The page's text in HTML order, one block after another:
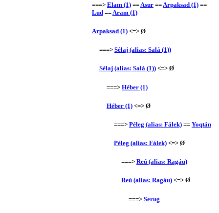
===> Elam (1) == Asur == Arpaksad (1) ==
Lud == Aram (1)
Arpaksad (1) <=> Ø
===> Sélaj (alias: Salá (1))
Sélaj (alias: Salá (1)) <=> Ø
===> Héber (1)
Héber (1) <=> Ø
===> Péleg (alias: Fálek) == Yoqtán
Péleg (alias: Fálek) <=> Ø
===> Reú (alias: Ragáu)
Reú (alias: Ragáu) <=> Ø
===> Serug